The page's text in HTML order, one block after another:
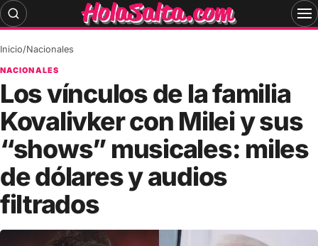
Skip
to
Inicio/Nacionales
NACIONALES
Los vínculos de la familia
Kovalivker con Milei y sus
“shows” musicales: miles
de dólares y audios
filtrados